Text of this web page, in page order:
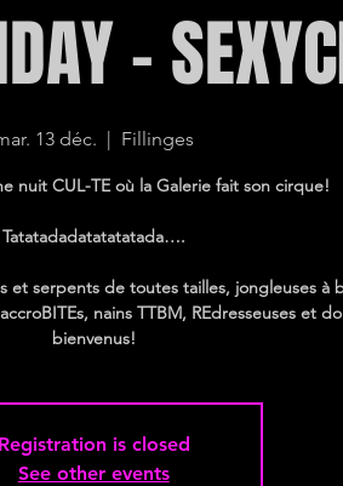
-
13 déc.
  |
Fillinges
nuit CUL-TE où la Galerie fait son cirque!
Tatatadadatatatatada….
et serpents de toutes tailles, jongleuses à
nains TTBM, REdresseuses et
bienvenus!
Registration is closed
See other events